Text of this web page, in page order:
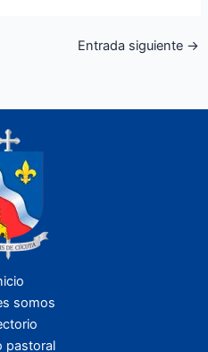
Entrada siguiente →
somos
pastoral